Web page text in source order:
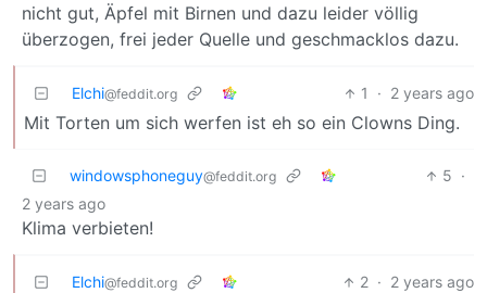
nicht gut, Äpfel mit Birnen und dazu leider völlig
überzogen, frei jeder Quelle und geschmacklos dazu.
Elchi@feddit.org 1 · 2 years ago
Mit Torten um sich werfen ist eh so ein Clowns Ding.
windowsphoneguy@feddit.org 5 ·
2 years ago
Klima verbieten!
Elchi@feddit.org 2 · 2 years ago